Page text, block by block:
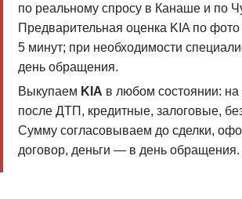
по реальному спросу в Канаше и по
Предварительная оценка KIA по
5 минут; при необходимости
день обращения.
Выкупаем KIA в любом состоянии: на
после ДТП, кредитные, залоговые,
Сумму согласовываем до сделки,
договор, деньги — в день обращения.